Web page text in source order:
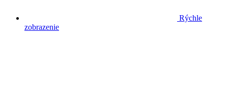
Rýchle
zobrazenie